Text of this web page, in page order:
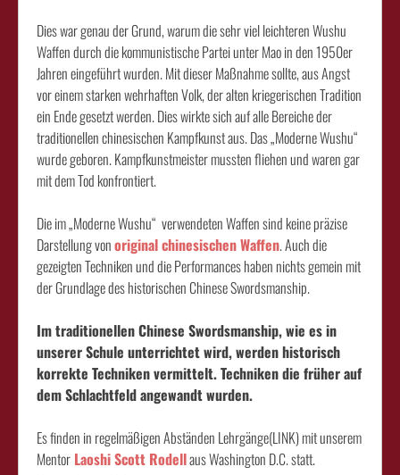
Dies war genau der Grund, warum die sehr viel leichteren Wushu
Waffen durch die kommunistische Partei unter Mao in den 1950er
Jahren eingeführt wurden. Mit dieser Maßnahme sollte, aus Angst
vor einem starken wehrhaften Volk, der alten kriegerischen Tradition
ein Ende gesetzt werden. Dies wirkte sich auf alle Bereiche der
traditionellen chinesischen Kampfkunst aus. Das „Moderne Wushu“
wurde geboren. Kampfkunstmeister mussten fliehen und waren gar
mit dem Tod konfrontiert.
Die im „Moderne Wushu“ verwendeten Waffen sind keine präzise
Darstellung vonoriginal chinesischen Waffen. Auch die
gezeigten Techniken und die Performances haben nichts gemein mit
der Grundlage des historischen Chinese Swordsmanship.
Im traditionellen Chinese Swordsmanship, wie es in
unserer Schule unterrichtet wird, werden historisch
korrekte Techniken vermittelt. Techniken die früher auf
dem Schlachtfeld angewandt wurden.
Es finden in regelmäßigen Abständen Lehrgänge(LINK) mit unserem
Mentor Laoshi Scott Rodellaus Washington D.C. statt.